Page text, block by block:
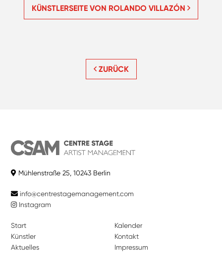
KÜNSTLERSEITE VON ROLANDO VILLAZÓN
ZURÜCK
Mühlenstraße 25, 10243 Berlin
info@centrestagemanagement.com
Instagram
Start
Künstler
Aktuelles
Kalender
Kontakt
Impressum